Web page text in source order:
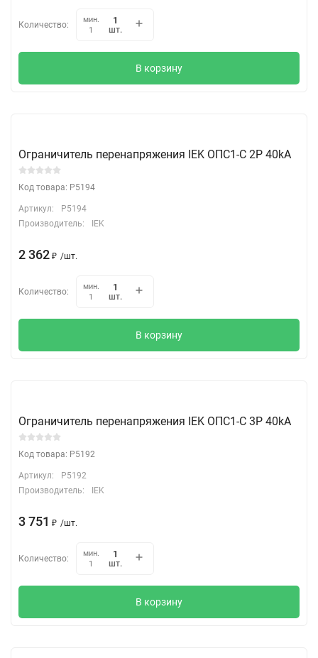
Количество:
мин.
1
шт.
В корзину
Ограничитель перенапряжения IEK ОПС1-C 2Р 40kA
Код товара: P5194
Артикул:
P5194
Производитель:
IEK
2 362 ₽ /шт.
Количество:
мин.
1
шт.
В корзину
Ограничитель перенапряжения IEK ОПС1-C 3Р 40kA
Код товара: P5192
Артикул:
P5192
Производитель:
IEK
3 751 ₽ /шт.
Количество:
мин.
1
шт.
В корзину